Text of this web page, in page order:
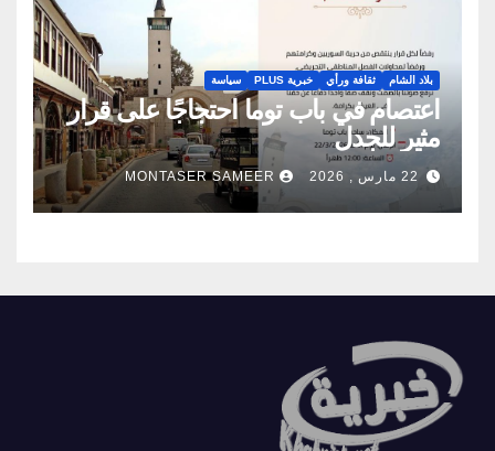
بلاد الشام ثقافة ورأي خبرية PLUS سياسة
اعتصام في باب توما احتجاجًا على قرار
مثير للجدل
22 مارس , 2026 MONTASER SAMEER